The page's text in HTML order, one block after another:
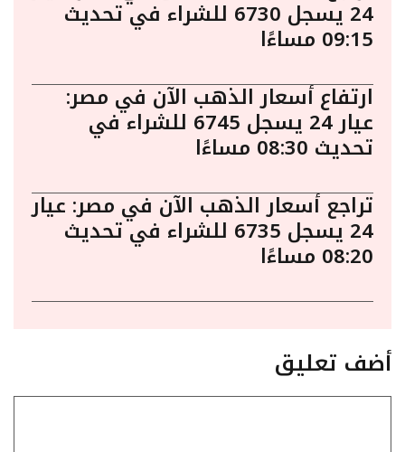
24 يسجل 6730 للشراء في تحديث
09:15 مساءًا
ارتفاع أسعار الذهب الآن في مصر:
عيار 24 يسجل 6745 للشراء في
تحديث 08:30 مساءًا
تراجع أسعار الذهب الآن في مصر: عيار
24 يسجل 6735 للشراء في تحديث
08:20 مساءًا
أضف تعليق